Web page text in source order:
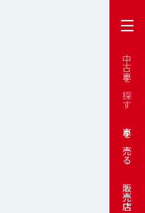
中古車を探す
車を売る
販売店